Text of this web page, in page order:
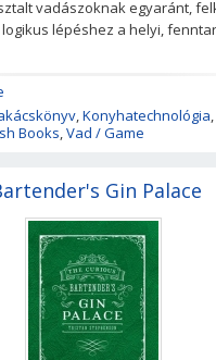
vadászoknak egyaránt,
lépéshez a helyi,
,Konyhatechnológia,
Books,Vad / Game
Gin Palace